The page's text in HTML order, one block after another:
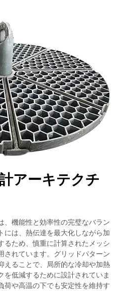
アーキテクチ
、機能性と効率性の完璧なバラン
には、熱伝達を最大化しながら加
るため、慎重に計算されたメッシ
されています。グリッドパターン
えることで、局所的な冷却や加熱
を低減するために設計されていま
荷や高温の下でも安定性を維持す